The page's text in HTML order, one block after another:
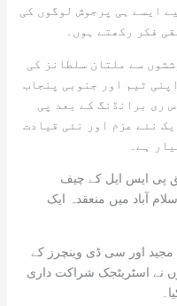
ایسے ہی پرجوش لوگوں کی
فکر رکھتے ہوں۔
سے ملتان سلطانز کی
ٹیم اور جنوبی پنجاب
ری برانڈنگ کے بعد پی
نئے عزم اور نئی قیادت
ہے۔
پی ایس ایل کے چیف
آباد میں منعقدہ ایک
اور سی ڈی وینچرز کے
نے اسٹریٹجک شراکت داری